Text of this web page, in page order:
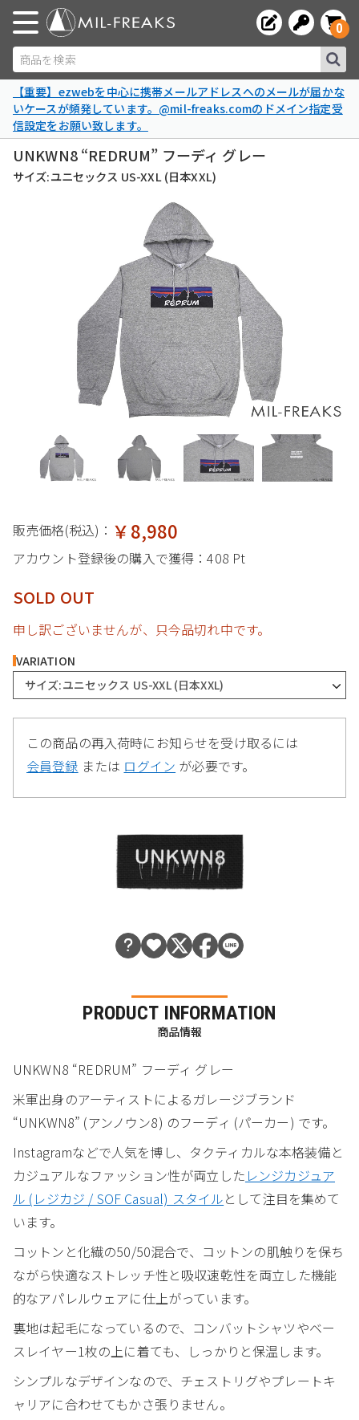
商品を検索
0
【重要】ezwebを中心に携帯メールアドレスへのメールが届かな
いケースが頻発しています。@mil-freaks.comのドメイン指定受
信設定をお願い致します。
UNKWN8 “REDRUM” フーディ グレー
サイズ:ユニセックス US-XXL (日本XXL)
販売価格(税込)： ￥8,980
アカウント登録後の購入で獲得：408 Pt
SOLD OUT
申し訳ございませんが、只今品切れ中です。
VARIATION
サイズ:ユニセックス US-XXL (日本XXL)
この商品の再入荷時にお知らせを受け取るには
会員登録 または ログイン が必要です。
PRODUCT INFORMATION
商品情報
UNKWN8 “REDRUM” フーディ グレー
米軍出身のアーティストによるガレージブランド
“UNKWN8” (アンノウン8) のフーディ (パーカー) です。
Instagramなどで人気を博し、タクティカルな本格装備と
カジュアルなファッション性が両立した レンジカジュア
ル (レジカジ / SOF Casual) スタイルとして注目を集めて
います。
コットンと化繊の50/50混合で、コットンの肌触りを保ち
ながら快適なストレッチ性と吸収速乾性を両立した機能
的なアパレルウェアに仕上がっています。
裏地は起毛になっているので、コンバットシャツやベー
スレイヤー1枚の上に着ても、しっかりと保温します。
シンプルなデザインなので、チェストリグやプレートキ
ャリアに合わせてもかさ張りません。